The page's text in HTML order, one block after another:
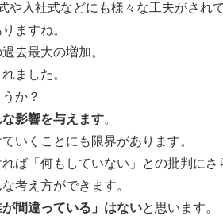
や入社式などにも様々な工夫がされて
ますね。
去最大の増加。
ました。
か？
影響を与えます。
いくことにも限界があります。
ば「何もしていない」との批判にさ
考え方ができます。
間違っている」はないと思います。